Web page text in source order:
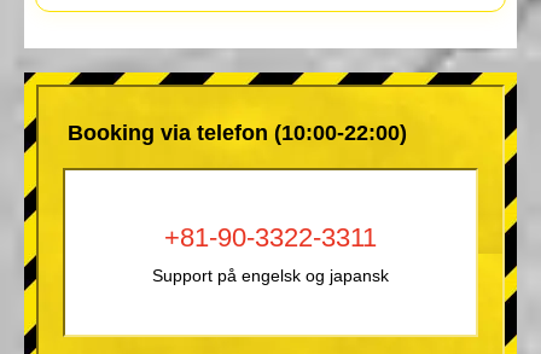
Booking via telefon (10:00-22:00)
+81-90-3322-3311
Support på engelsk og japansk